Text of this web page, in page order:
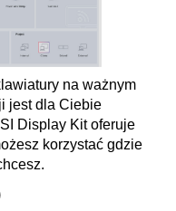
na ważnym
jest dla Ciebie
Display Kit oferuje
korzystać gdzie